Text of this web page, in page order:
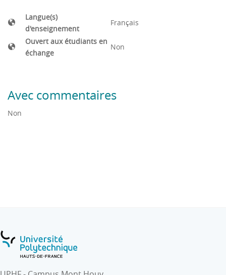
Langue(s)
d'enseignement
Français
Ouvert aux étudiants en
échange
Non
Avec commentaires
Non